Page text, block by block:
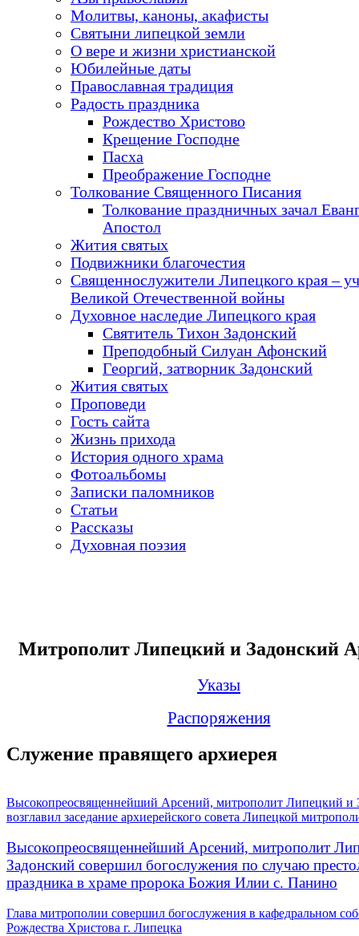
Молитвы, каноны, акафисты
Святыни липецкой земли
О вере и жизни христианской
Юбилейные даты
Православная традиция
Радость праздника
Рождество Христово
Крещение Господне
Пасха
Преображение Господне
Толкование Священного Писания
Толкование праздничных зачал
Апостол
Жития святых
Подвижники благочестия
Священнослужители Липецкого края –
Великой Отечественной войны
Духовное наследие Липецкого края
Святитель Тихон Задонский
Преподобный Силуан Афонский
Георгий, затворник Задонский
Жития святых
Проповеди
Гость сайта
Жизнь прихода
История одного храма
Фотоальбомы
Записки паломников
Статьи
Рассказы
Духовная поэзия
Митрополит Липецкий и Задонский
Указы
Распоряжения
Служение правящего архиерея
Высокопреосвященнейший Арсений, митрополит Липецкий и
возглавил заседание архиерейского совета Липецкой
Высокопреосвященнейший Арсений, митрополит
Задонский совершил богослужения по случаю
праздника в храме пророка Божия Илии с. Панино
Глава митрополии совершил богослужения в кафедральном
Рождества Христова г. Липецка